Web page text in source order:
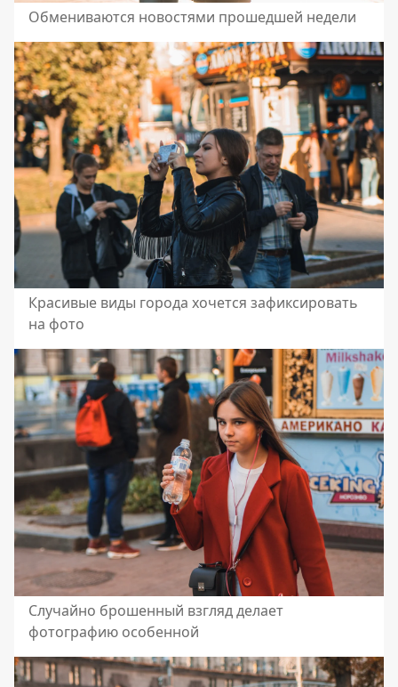
Обмениваются новостями прошедшей недели
Красивые виды города хочется зафиксировать
на фото
Случайно брошенный взгляд делает
фотографию особенной